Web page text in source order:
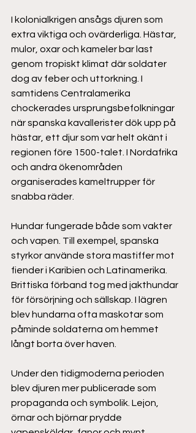
I kolonialkrigen ansågs djuren som
extra viktiga och ovärderliga. Hästar,
mulor, oxar och kameler bar last
genom tropiskt klimat där soldater
dog av feber och uttorkning. I
samtidens Centralamerika
chockerades ursprungsbefolkningar
när spanska kavallerister dök upp på
hästar, ett djur som var helt okänt i
regionen före 1500-talet. I Nordafrika
och andra ökenområden
organiserades kameltrupper för
snabba räder.
Hundar fungerade både som vakter
och vapen. Till exempel, spanska
styrkor använde stora mastiffer mot
fiender i Karibien och Latinamerika.
Brittiska förband tog med jakthundar
för försörjning och sällskap. I lägren
blev hundarna ofta maskotar som
påminde soldaterna om hemmet
långt borta över haven.
Under den tidigmoderna perioden
blev djuren mer publicerade som
propaganda och symbolik. Lejon,
örnar och björnar prydde